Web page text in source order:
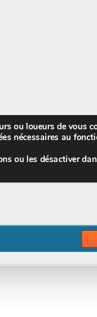
Bienvenue,
ou loueurs de vous
nécessaires au
ou les désactiver